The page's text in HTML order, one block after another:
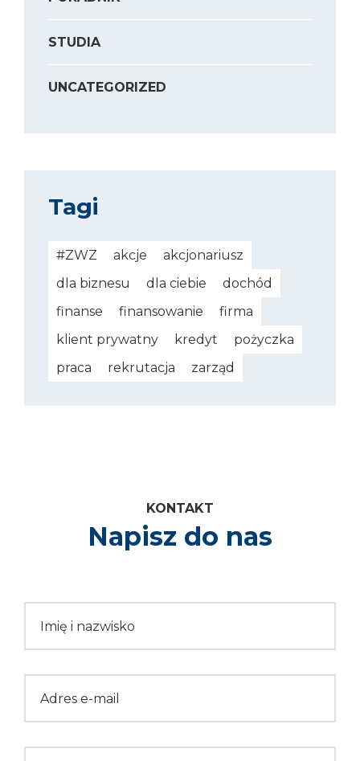
STUDIA
UNCATEGORIZED
Tagi
#ZWZ akcje
akcjonariusz
dla biznesu
dla ciebie
dochód
finanse
finansowanie
firma
klient prywatny
kredyt
pożyczka
praca
rekrutacja zarząd
Kontakt
Napisz do nas
Imię i nazwisko
Adres e-mail